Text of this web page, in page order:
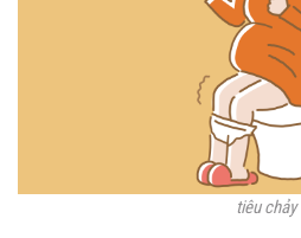
tiêu chảy